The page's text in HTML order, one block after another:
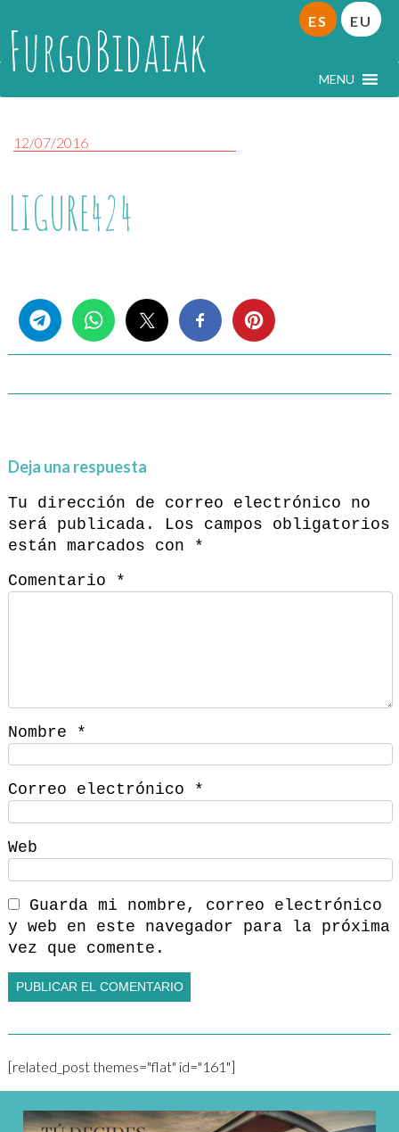
FurgoBidaiak MENU
ES EU
12/07/2016
LIGURE424
Deja una respuesta
Tu dirección de correo electrónico no
será publicada.
Los campos obligatorios
están marcados con
*
Comentario
*
Nombre *
Correo electrónico *
Web
Guarda mi nombre, correo electrónico
y web en este navegador para la próxima
vez que comente.
[related_post themes="flat" id="161"]